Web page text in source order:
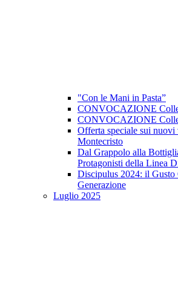
"Con le Mani in Pasta”
CONVOCAZIONE
CONVOCAZIONE
Offerta speciale sui
Montecristo
Dal Grappolo alla
Protagonisti della Linea
Discipulus 2024: il Gusto
Generazione
Luglio 2025